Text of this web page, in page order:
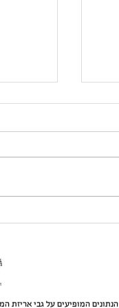
הנתונים המופיעים על גבי אריזת